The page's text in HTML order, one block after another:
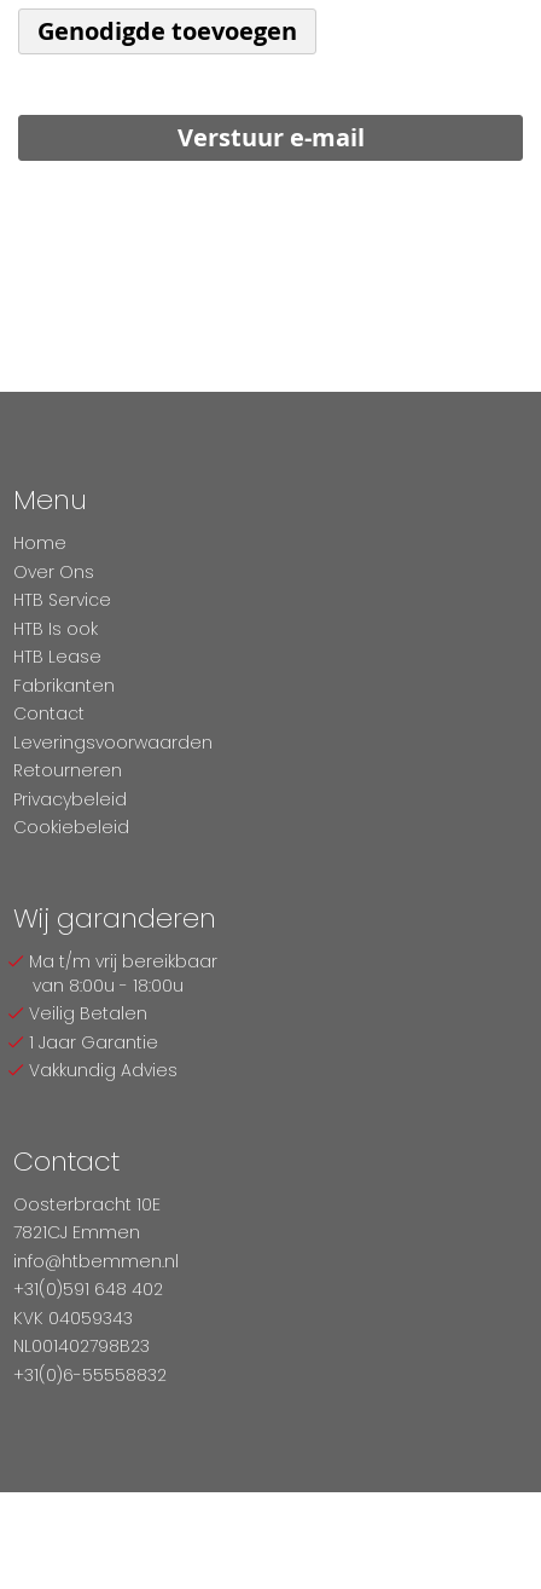
Genodigde toevoegen
Verstuur e-mail
Menu
Home
Over Ons
HTB Service
HTB Is ook
HTB Lease
Fabrikanten
Contact
Leveringsvoorwaarden
Retourneren
Privacybeleid
Cookiebeleid
Wij garanderen
Ma t/m vrij bereikbaar
van 8:00u - 18:00u
Veilig Betalen
1 Jaar Garantie
Vakkundig Advies
Contact
Oosterbracht 10E
7821CJ Emmen
info@htbemmen.nl
+31(0)591 648 402
KVK 04059343
NL001402798B23
+31(0)6-55558832